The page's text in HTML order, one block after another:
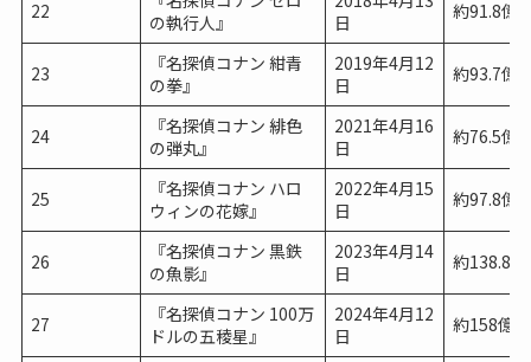
22
の執行人』
日
約91.8億
23
『名探偵コナン 紺青
の拳』
2019年4月12
日
約93.7億
24
『名探偵コナン 緋色
の弾丸』
2021年4月16
日
約76.5億
25
『名探偵コナン ハロ
ウィンの花嫁』
2022年4月15
日
約97.8億
26
『名探偵コナン 黒鉄
の魚影』
2023年4月14
日
約138.8
27
『名探偵コナン 100万
ドルの五稜星』
2024年4月12
日
約158億円